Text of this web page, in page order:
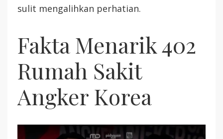
sulit mengalihkan perhatian.
Fakta Menarik 402
Rumah Sakit
Angker Korea